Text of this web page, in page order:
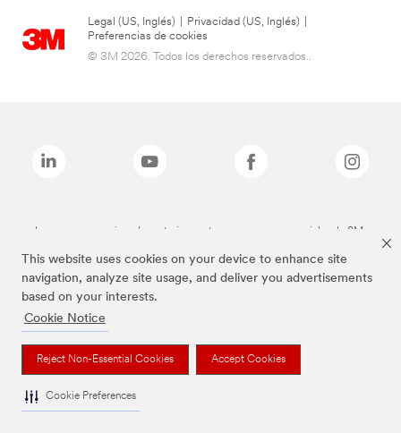
This website uses cookies on your device to enhance site
navigation, analyze site usage, and deliver you advertisements
based on your interests.
Cookie Notice
Reject Non-Essential Cookies Accept Cookies
Cookie Preferences
Legal (US, Inglés) Privacidad (US, Inglés)
Preferencias de cookies
© 3M 2026. Todos los derechos reservados..
Las marcas mencionadas anteriormente son marcas comerciales de 3M.